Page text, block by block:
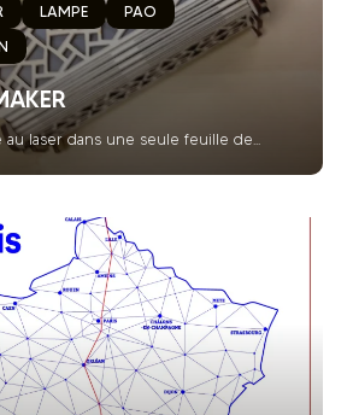
LAMPE
PAO
laser dans une seule feuille de...